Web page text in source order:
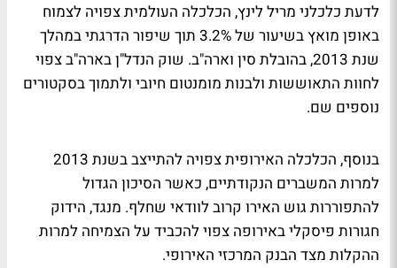
לדעת כלכלני מריל לינץ, הכלכלה העולמית צפויה לצמוח
באופן מואץ בשיעור של 3.2% תוך שיפור הדרגתי במהלך
שנת 2013, בהובלת סין וארה"ב. שוק הנדל"ן בארה"ב צפוי
לחוות התאוששות ולבנות מומנטום חיובי ולתמוך בסקטורים
נוספים שם.
בנוסף, הכלכלה האירופית צפויה להתייצב בשנת 2013
למרות המשברים הנקודתיים, כאשר הסיכון הגדול
להתפוררות גוש האירו קרוב לוודאי שחלף. מנגד, הידוק
חגורות פיסקלי באירופה צפוי להכביד על הצמיחה למרות
ההקלות מצד הבנק המרכזי האירופי.